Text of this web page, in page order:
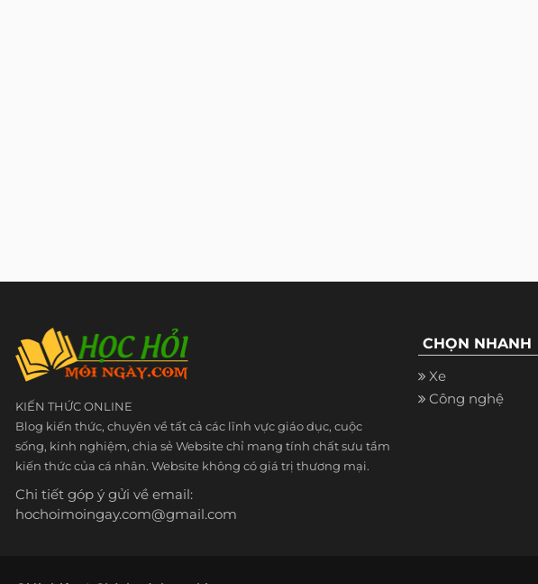
KIẾN THỨC ONLINE
Blog kiến thức, chuyên về tất cả các lĩnh vực giáo dục, cuộc
sống, kinh nghiệm, chia sẻ Website chỉ mang tính chất sưu tầm
kiến thức của cá nhân. Website không có giá trị thương mại.
Chi tiết góp ý gửi về email:
hochoimoingay.com@gmail.com
CHỌN NHANH
Xe
Công nghệ